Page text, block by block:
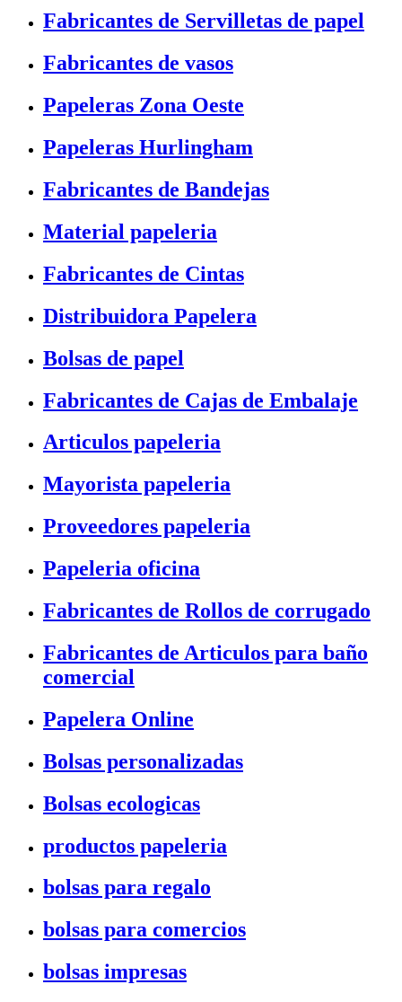
Fabricantes de Servilletas de papel
Fabricantes de vasos
Papeleras Zona Oeste
Papeleras Hurlingham
Fabricantes de Bandejas
Material papeleria
Fabricantes de Cintas
Distribuidora Papelera
Bolsas de papel
Fabricantes de Cajas de Embalaje
Articulos papeleria
Mayorista papeleria
Proveedores papeleria
Papeleria oficina
Fabricantes de Rollos de corrugado
Fabricantes de Articulos para baño
comercial
Papelera Online
Bolsas personalizadas
Bolsas ecologicas
productos papeleria
bolsas para regalo
bolsas para comercios
bolsas impresas